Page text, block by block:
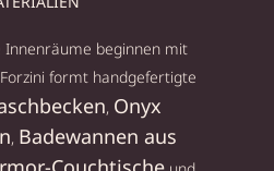
Innenräume beginnen mit
formt handgefertigte
, Onyx
, Badewannen aus